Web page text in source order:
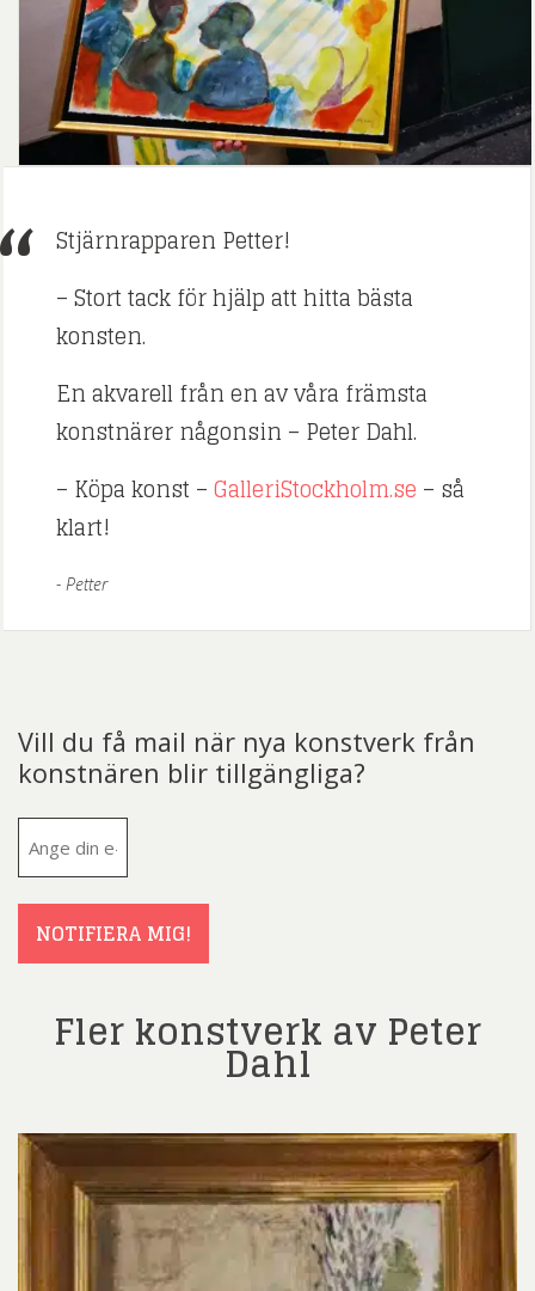
Stjärnrapparen Petter!
– Stort tack för hjälp att hitta bästa
konsten.
En akvarell från en av våra främsta
konstnärer någonsin – Peter Dahl.
– Köpa konst –GalleriStockholm.se – så
klart!
Petter
Vill du få mail när nya konstverk från
konstnären blir tillgängliga?
NOTIFIERA MIG!
Fler konstverk av Peter
Dahl